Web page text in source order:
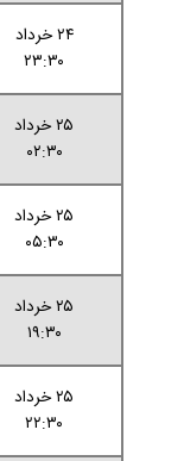
۲۴ خرداد
۲۳:۳۰
۲۵ خرداد
۰۲:۳۰
۲۵ خرداد
۰۵:۳۰
۲۵ خرداد
۱۹:۳۰
۲۵ خرداد
۲۲:۳۰